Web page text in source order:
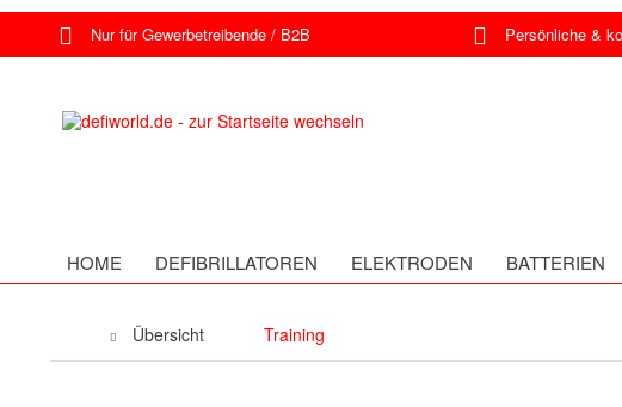
Nur für Gewerbetreibende / B2B Persönliche &
HOME DEFIBRILLATOREN ELEKTRODEN BATTERIEN
Übersicht Training